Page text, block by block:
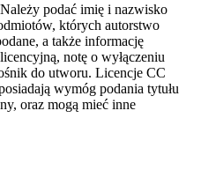
podać imię i nazwisko
których autorstwo
a także informację
notę o wyłączeniu
do utworu. Licencje CC
wymóg podania tytułu
oraz mogą mieć inne